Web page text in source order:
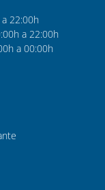
22:00h
a 22:00h
a 00:00h